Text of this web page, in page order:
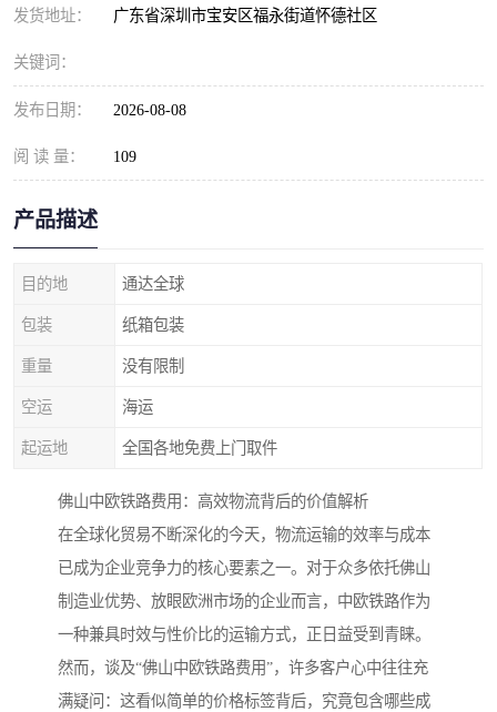
发货地址： 广东省深圳市宝安区福永街道怀德社区
关键词：
发布日期： 2026-08-08
阅 读 量： 109
产品描述
目的地 通达全球
包装 纸箱包装
重量 没有限制
空运 海运
起运地 全国各地免费上门取件
佛山中欧铁路费用：高效物流背后的价值解析
在全球化贸易不断深化的今天，物流运输的效率与成本
已成为企业竞争力的核心要素之一。对于众多依托佛山
制造业优势、放眼欧洲市场的企业而言，中欧铁路作为
一种兼具时效与性价比的运输方式，正日益受到青睐。
然而，谈及“佛山中欧铁路费用”，许多客户心中往往充
满疑问：这看似简单的价格标签背后，究竟包含哪些成